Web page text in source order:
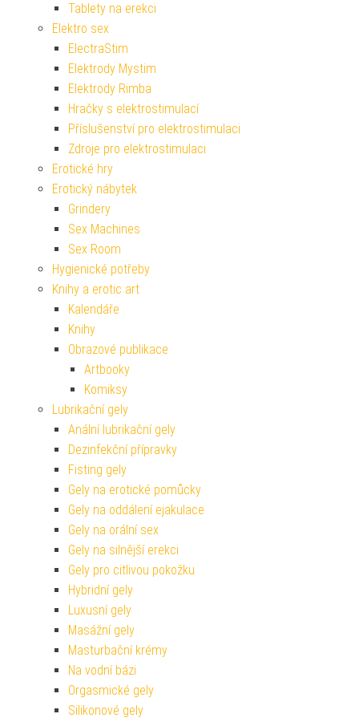
Tablety na erekci
Elektro sex
ElectraStim
Elektrody Mystim
Elektrody Rimba
Hračky s elektrostimulací
Příslušenství pro elektrostimulaci
Zdroje pro elektrostimulaci
Erotické hry
Erotický nábytek
Grindery
Sex Machines
Sex Room
Hygienické potřeby
Knihy a erotic art
Kalendáře
Knihy
Obrazové publikace
Artbooky
Komiksy
Lubrikační gely
Anální lubrikační gely
Dezinfekční přípravky
Fisting gely
Gely na erotické pomůcky
Gely na oddálení ejakulace
Gely na orální sex
Gely na silnější erekci
Gely pro citlivou pokožku
Hybridní gely
Luxusní gely
Masážní gely
Masturbační krémy
Na vodní bázi
Orgasmické gely
Silikonové gely